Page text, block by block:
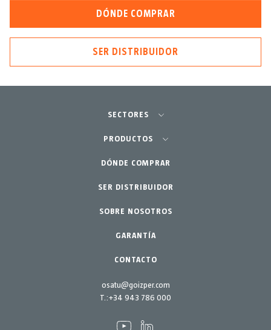
DÓNDE COMPRAR
SER DISTRIBUIDOR
osatu@goizper.com
T.:+34 943 786 000
SECTORES
Agricultura-Huerta
Jardinería profesional
Jardín-Hogar
PRODUCTOS
Equipos
Accesorios
Repuestos
Kits mantenimiento
DÓNDE COMPRAR
SER DISTRIBUIDOR
SOBRE NOSOTROS
GARANTÍA
CONTACTO